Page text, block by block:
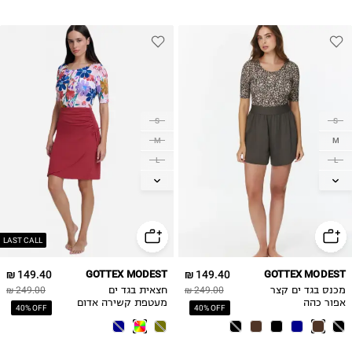
S
M
L
XL
149.40 ₪
249.00 ₪
40% OFF
GOTTEX MODEST
מכנס בגד ים קצר
אפור כהה
LAST CALL
S
M
L
XL
149.40 ₪
249.00 ₪
40% OFF
GOTTEX MODEST
חצאית בגד ים
מעטפת קשירה אדום